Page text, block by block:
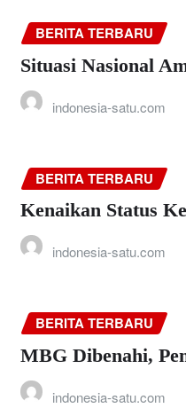
BERITA TERBARU
Situasi Nasional
indonesia-satu.com
BERITA TERBARU
Kenaikan Status
indonesia-satu.com
BERITA TERBARU
MBG Dibenahi,
indonesia-satu.com